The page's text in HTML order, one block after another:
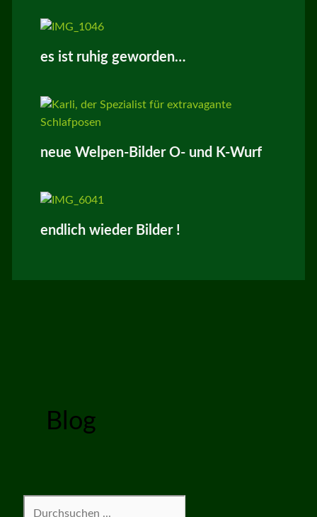
es ist ruhig geworden…
neue Welpen-Bilder O- und K-Wurf
endlich wieder Bilder !
Blog